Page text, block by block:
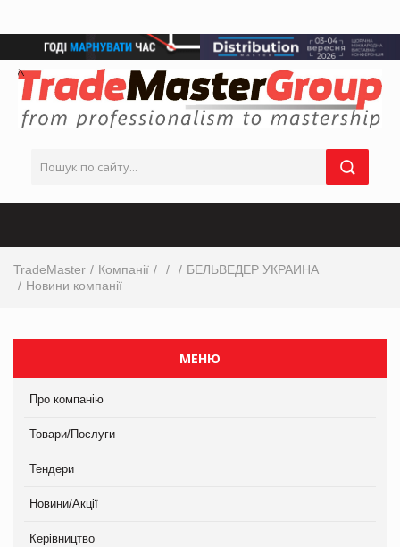
TradeMaster Компанії
БЕЛЬВЕДЕР УКРАИНА
Новини компанії
МЕНЮ
Про компанію
Товари/Послуги
Тендери
Новини/Акції
Керівництво